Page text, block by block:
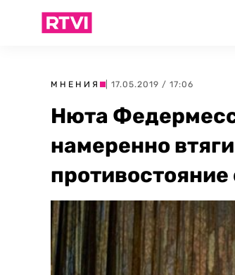
МНЕНИЯ | 17.05.2019 / 17:06
Нюта
намеренно